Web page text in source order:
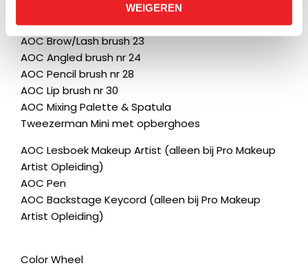
WEIGEREN
AOC Blending brush nr 21 (2x)
AOC Liner brush 22
AOC Brow/Lash brush 23
AOC Angled brush nr 24
AOC Pencil brush nr 28
AOC Lip brush nr 30
AOC Mixing Palette & Spatula
Tweezerman Mini met opberghoes
AOC Lesboek Makeup Artist (alleen bij Pro Makeup
Artist Opleiding)
AOC Pen
AOC Backstage Keycord (alleen bij Pro Makeup
Artist Opleiding)
Color Wheel